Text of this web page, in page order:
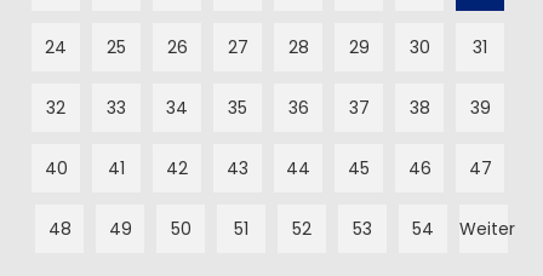
24 25 26 27 28 29 30 31
32 33 34 35 36 37 38 39
40 41 42 43 44 45 46 47
48 49 50 51 52 53 54 Weiter